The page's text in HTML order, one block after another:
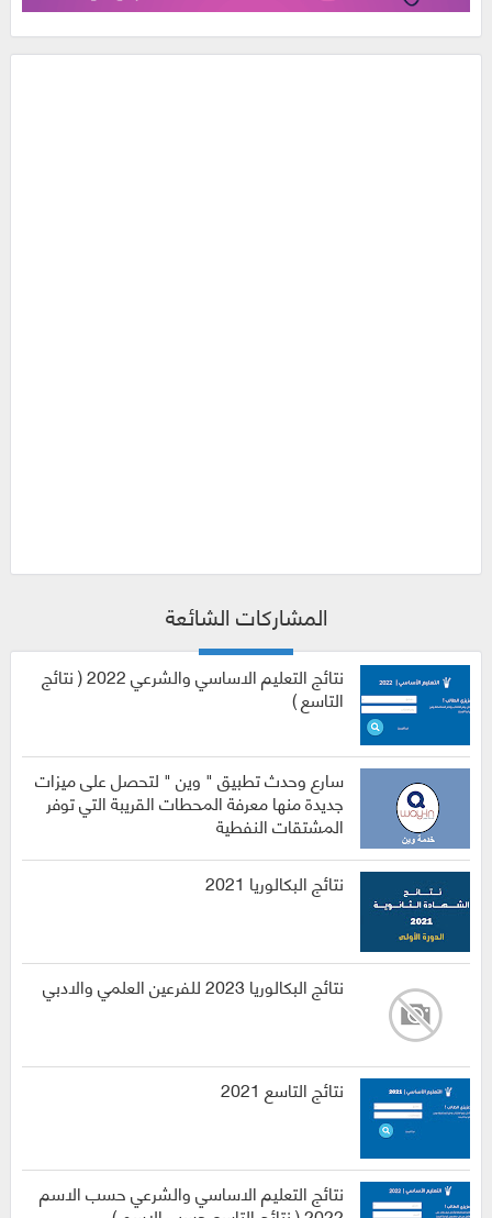
المشاركات الشائعة
نتائج التعليم الاساسي والشرعي 2022 ( نتائج
التاسع )
سارع وحدث تطبيق " وين " لتحصل على ميزات
جديدة منها معرفة المحطات القريبة التي توفر
المشتقات النفطية
نتائج البكالوريا 2021
نتائج البكالوريا 2023 للفرعين العلمي والادبي
نتائج التاسع 2021
نتائج التعليم الاساسي والشرعي حسب الاسم